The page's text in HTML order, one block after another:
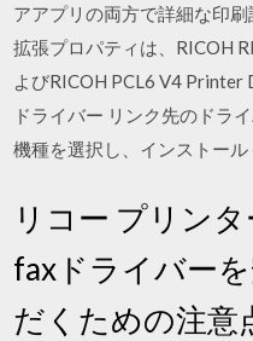
アアプリの両方で詳細な印
拡張プロパティは、RICOH
よびRICOH PCL6 V4
ドライバー リンク先のドラ
機種を選択し、インストール
リコー プリン
faxドライバー
だくための注意